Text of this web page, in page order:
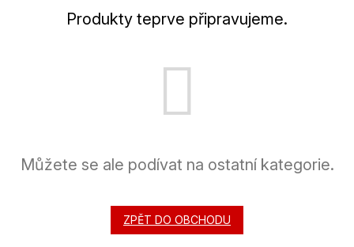
Produkty teprve připravujeme.
Můžete se ale podívat na ostatní kategorie.
ZPĚT DO OBCHODU